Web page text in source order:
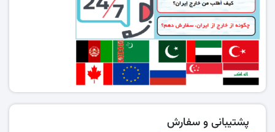
پشتیبانی و سفارش